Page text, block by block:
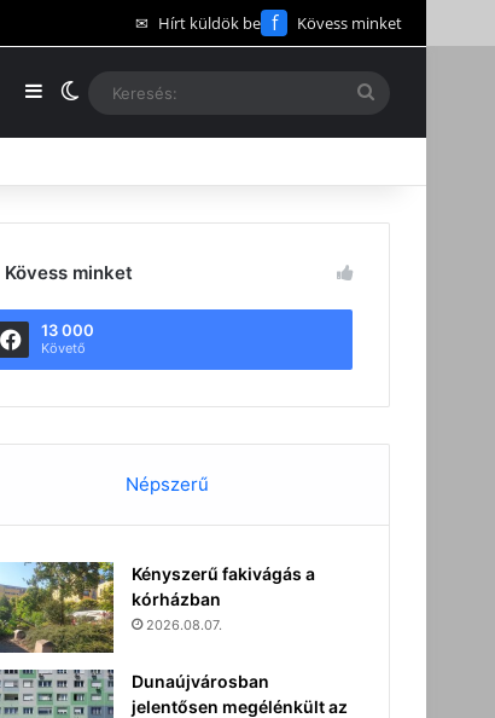
✉ Hírt küldök be f Kövess minket
OldalsávSwitch skin
Kövess minket
13 000
Követő
Népszerű
Kényszerű fakivágás a
kórházban
2026.08.07.
Dunaújvárosban
jelentősen megélénkült az